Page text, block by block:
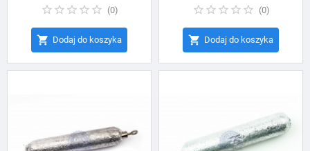
(0)
 Dodaj do koszyka
(0)
 Dodaj do koszyka